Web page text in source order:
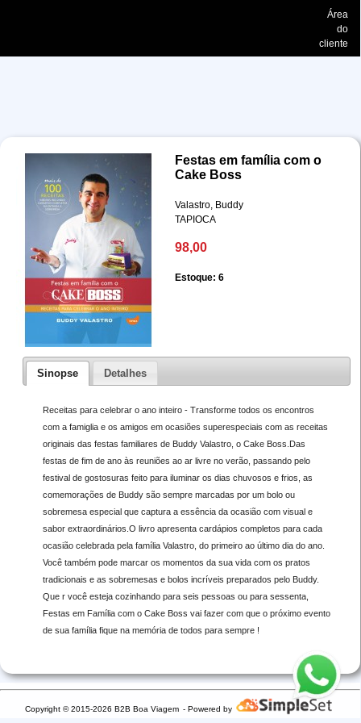
Área
do
cliente
Festas em família com o
Cake Boss
Valastro, Buddy
TAPIOCA
98,00
Estoque: 6
Sinopse Detalhes
Receitas para celebrar o ano inteiro - Transforme todos os encontros
com a famiglia e os amigos em ocasiões superespeciais com as receitas
originais das festas familiares de Buddy Valastro, o Cake Boss.Das
festas de fim de ano às reuniões ao ar livre no verão, passando pelo
festival de gostosuras feito para iluminar os dias chuvosos e frios, as
comemorações de Buddy são sempre marcadas por um bolo ou
sobremesa especial que captura a essência da ocasião com visual e
sabor extraordinários.O livro apresenta cardápios completos para cada
ocasião celebrada pela família Valastro, do primeiro ao último dia do ano.
Você também pode marcar os momentos da sua vida com os pratos
tradicionais e as sobremesas e bolos incríveis preparados pelo Buddy.
Que r você esteja cozinhando para seis pessoas ou para sessenta,
Festas em Família com o Cake Boss vai fazer com que o próximo evento
de sua família fique na memória de todos para sempre !
Copyright © 2015-2026 B2B Boa Viagem - Powered by